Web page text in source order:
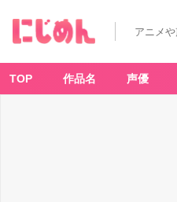
アニメ
TOP 作品名 声優